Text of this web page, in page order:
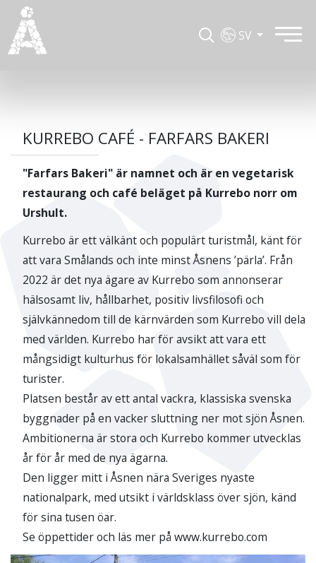
SV
KURREBO CAFÉ - FARFARS BAKERI
"Farfars Bakeri" är namnet och är en vegetarisk
restaurang och café beläget på Kurrebo norr om
Urshult.
Kurrebo är ett välkänt och populärt turistmål, känt för
att vara Smålands och inte minst Åsnens ’pärla’. Från
2022 är det nya ägare av Kurrebo som annonserar
hälsosamt liv, hållbarhet, positiv livsfilosofi och
självkännedom till de kärnvärden som Kurrebo vill dela
med världen. Kurrebo har för avsikt att vara ett
mångsidigt kulturhus för lokalsamhället såväl som för
turister.
Platsen består av ett antal vackra, klassiska svenska
byggnader på en vacker sluttning ner mot sjön Åsnen.
Ambitionerna är stora och Kurrebo kommer utvecklas
år för år med de nya ägarna.
Den ligger mitt i Åsnen nära Sveriges nyaste
nationalpark, med utsikt i världsklass över sjön, känd
för sina tusen öar.
Se öppettider och läs mer på www.kurrebo.com